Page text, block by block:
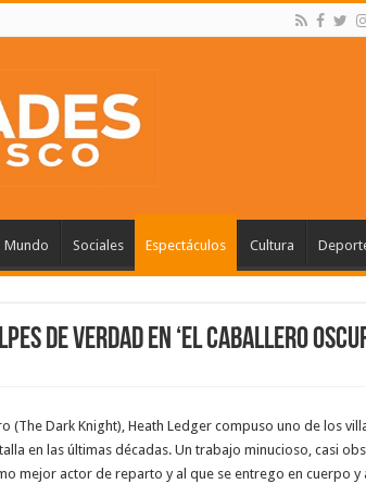
Mundo Sociales Espectáculos Cultura
de verdad en ‘El Caballero
(The Dark Knight), Heath Ledger compuso uno de los
en las últimas décadas. Un trabajo minucioso, casi
mejor actor de reparto y al que se entrego en cuerpo y